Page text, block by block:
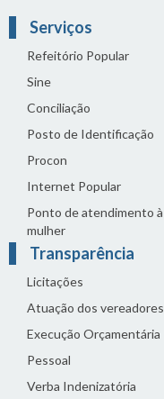
Serviços
Refeitório Popular
Sine
Conciliação
Posto de Identificação
Procon
Internet Popular
Ponto de atendimento à
mulher
Transparência
Licitações
Atuação dos vereadores
Execução Orçamentária
Pessoal
Verba Indenizatória